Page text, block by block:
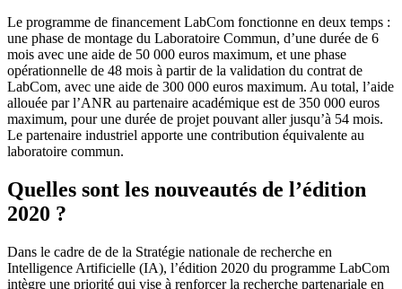
Le programme de financement LabCom fonctionne en deux temps :
une phase de montage du Laboratoire Commun, d’une durée de 6
mois avec une aide de 50 000 euros maximum, et une phase
opérationnelle de 48 mois à partir de la validation du contrat de
LabCom, avec une aide de 300 000 euros maximum. Au total, l’aide
allouée par l’ANR au partenaire académique est de 350 000 euros
maximum, pour une durée de projet pouvant aller jusqu’à 54 mois.
Le partenaire industriel apporte une contribution équivalente au
laboratoire commun.
Quelles sont les nouveautés de l’édition
2020 ?
Dans le cadre de de la Stratégie nationale de recherche en
Intelligence Artificielle (IA), l’édition 2020 du programme LabCom
intègre une priorité qui vise à renforcer la recherche partenariale en